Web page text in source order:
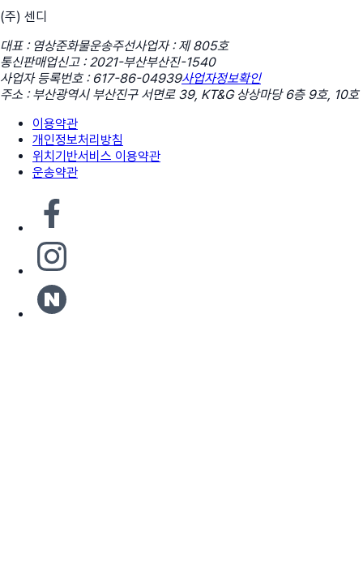
(주) 센디
대표 : 염상준화물운송주선사업자 : 제 805호
통신판매업신고 : 2021-부산부산진-1540
사업자 등록번호 : 617-86-04939사업자정보확인
주소 : 부산광역시 부산진구 서면로 39, KT&G 상상마당 6층 9호, 10호
이용약관
개인정보처리방침
위치기반서비스 이용약관
운송약관